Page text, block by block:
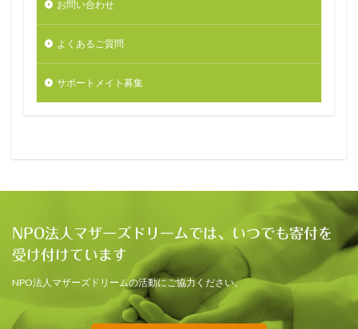
お問い合わせ
よくあるご質問
サポートメイト募集
NPO法人マザーズドリームでは、いつでも寄付を
受け付けています
NPO法人マザーズドリームの活動にご協力ください。